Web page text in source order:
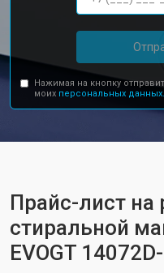
Нажимая на кнопку
моих персональных данных.
Прайс-лист на
стиральной
EVOGT